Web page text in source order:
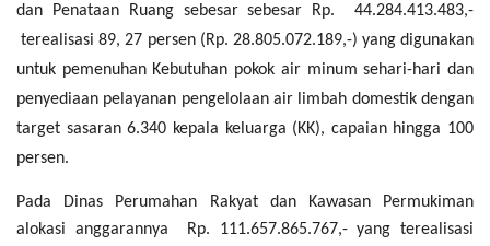
dan Penataan Ruang sebesar sebesar Rp. 44.284.413.483,-
terealisasi 89, 27 persen (Rp. 28.805.072.189,-) yang digunakan
untuk pemenuhan Kebutuhan pokok air minum sehari-hari dan
penyediaan pelayanan pengelolaan air limbah domestik dengan
target sasaran 6.340 kepala keluarga (KK), capaian hingga 100
persen.
Pada Dinas Perumahan Rakyat dan Kawasan Permukiman
alokasi anggarannya Rp. 111.657.865.767,- yang terealisasi